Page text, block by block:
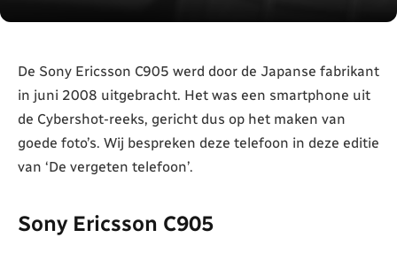
De Sony Ericsson C905 werd door de Japanse fabrikant
in juni 2008 uitgebracht. Het was een smartphone uit
de Cybershot-reeks, gericht dus op het maken van
goede foto’s. Wij bespreken deze telefoon in deze editie
van ‘De vergeten telefoon’.
Sony Ericsson C905